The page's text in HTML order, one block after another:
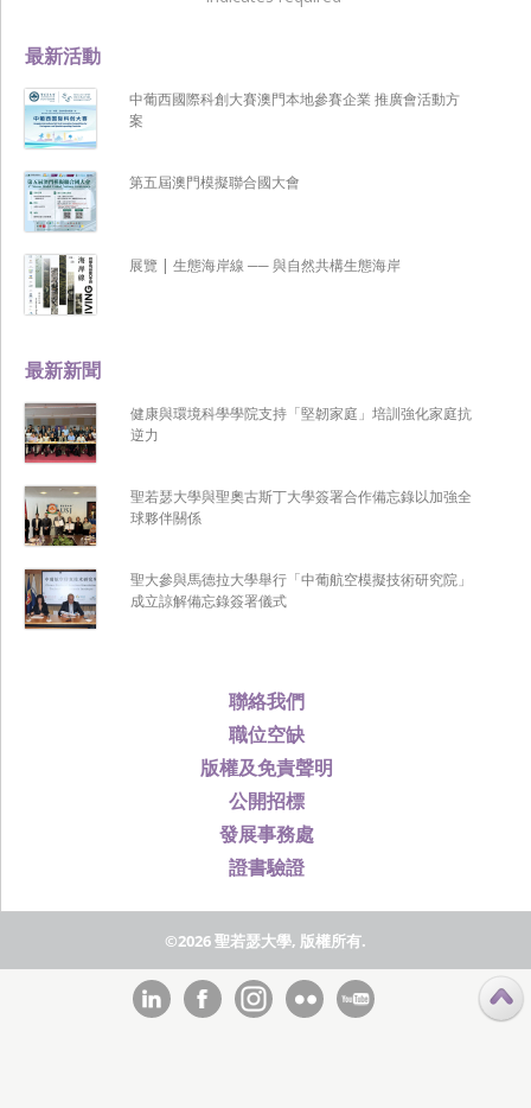
聯絡我們
職位空缺
版權及免責聲明
公開招標
發展事務處
證書驗證
最新新聞
健康與環境科學學院支持「堅韌家庭」培訓強化家庭抗
逆力
聖若瑟大學與聖奧古斯丁大學簽署合作備忘錄以加強全
球夥伴關係
聖大參與馬德拉大學舉行「中葡航空模擬技術研究院」
成立諒解備忘錄簽署儀式
最新活動
中葡西國際科創大賽澳門本地參賽企業 推廣會活動方
案
第五屆澳門模擬聯合國大會
展覽 | 生態海岸線 ── 與自然共構生態海岸
©2026 聖若瑟大學, 版權所有.